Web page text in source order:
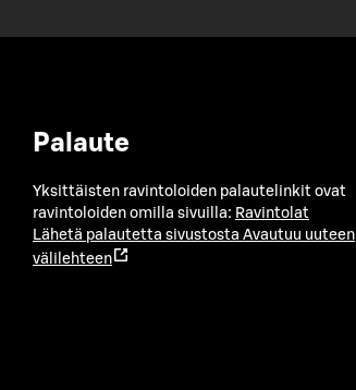
Palaute
Yksittäisten ravintoloiden palautelinkit ovat
ravintoloiden omilla sivuilla: Ravintolat
Lähetä palautetta sivustosta Avautuu uuteen
välilehteen